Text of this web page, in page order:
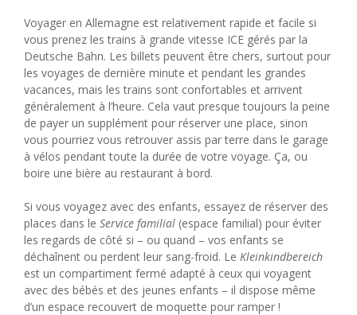
Voyager en Allemagne est relativement rapide et facile si
vous prenez les trains à grande vitesse ICE gérés par la
Deutsche Bahn. Les billets peuvent être chers, surtout pour
les voyages de dernière minute et pendant les grandes
vacances, mais les trains sont confortables et arrivent
généralement à l’heure. Cela vaut presque toujours la peine
de payer un supplément pour réserver une place, sinon
vous pourriez vous retrouver assis par terre dans le garage
à vélos pendant toute la durée de votre voyage. Ça, ou
boire une bière au restaurant à bord.
Si vous voyagez avec des enfants, essayez de réserver des
places dans le Service familial (espace familial) pour éviter
les regards de côté si – ou quand – vos enfants se
déchaînent ou perdent leur sang-froid. Le Kleinkindbereich
est un compartiment fermé adapté à ceux qui voyagent
avec des bébés et des jeunes enfants – il dispose même
d’un espace recouvert de moquette pour ramper !